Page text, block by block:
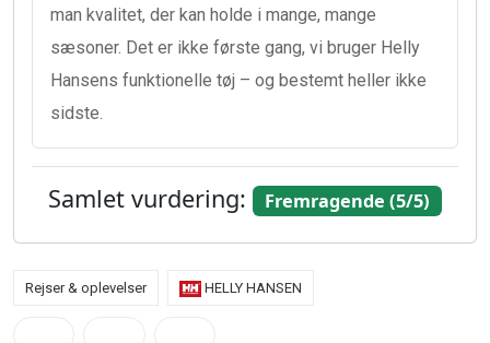
man kvalitet, der kan holde i mange, mange
sæsoner. Det er ikke første gang, vi bruger Helly
Hansens funktionelle tøj – og bestemt heller ikke
sidste.
Samlet vurdering: Fremragende (5/5)
Rejser & oplevelser HELLY HANSEN